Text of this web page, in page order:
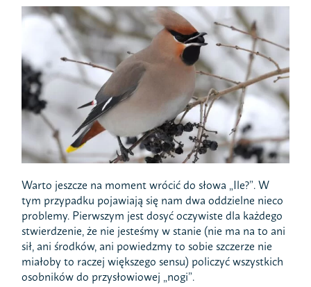
Warto jeszcze na moment wrócić do słowa „Ile?”. W
tym przypadku pojawiają się nam dwa oddzielne nieco
problemy. Pierwszym jest dosyć oczywiste dla każdego
stwierdzenie, że nie jesteśmy w stanie (nie ma na to ani
sił, ani środków, ani powiedzmy to sobie szczerze nie
miałoby to raczej większego sensu) policzyć wszystkich
osobników do przysłowiowej „nogi”.